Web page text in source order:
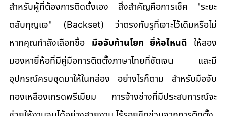
สำหรับผู้ที่ต้องการติดตั้งเอง สิ่งสำคัญคือการเช็ค "ระยะ
ตลับกุญแจ" (Backset) ว่าตรงกับรูที่เจาะไว้เดิมหรือไม่
หากคุณกำลังเลือกซื้อ มือจับก้านโยก ยี่ห้อไหนดี ให้ลอง
มองหายี่ห้อที่มีคู่มือการติดตั้งภาษาไทยที่ชัดเจน และมี
อุปกรณ์ครบชุดมาให้ในกล่อง อย่างไรก็ตาม สำหรับมือจับ
ทองเหลืองเกรดพรีเมียม การจ้างช่างที่มีประสบการณ์จะ